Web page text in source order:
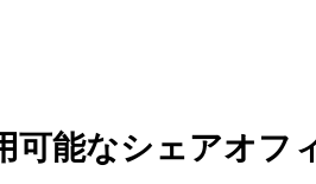
願い致します。
可能なシェアオフ